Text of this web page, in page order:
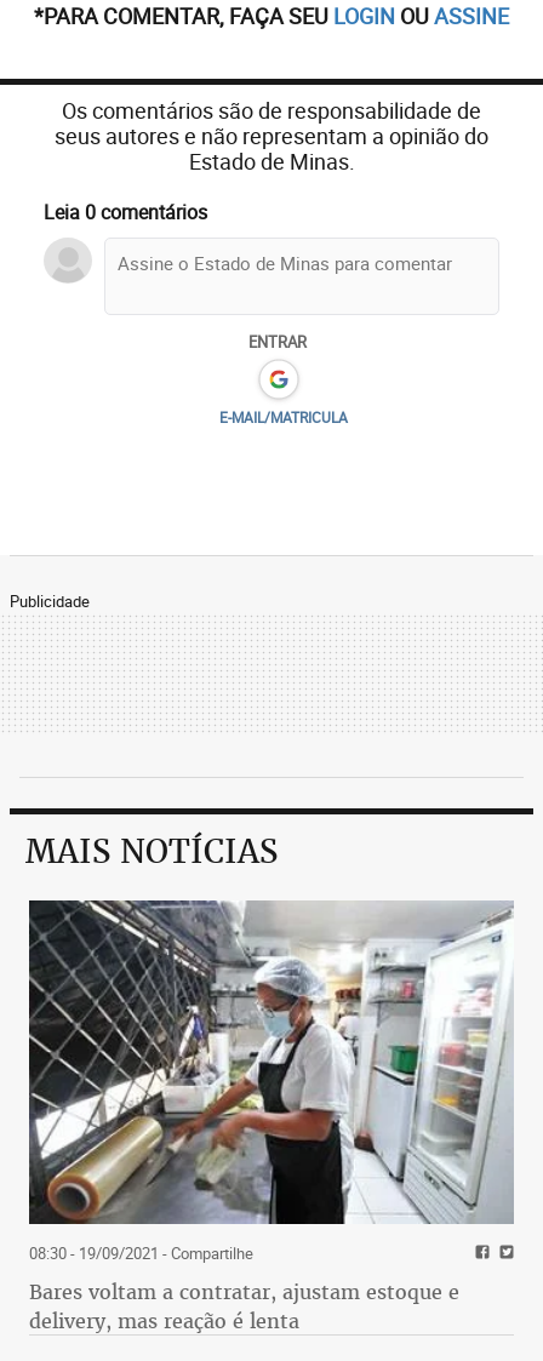
*PARA COMENTAR, FAÇA SEU LOGIN OUASSINE
Os comentários são de responsabilidade de
seus autores e não representam a opinião do
Estado de Minas.
Leia 0 comentários
ENTRAR
E-MAIL/MATRICULA
Publicidade
MAIS NOTÍCIAS
08:30 - 19/09/2021 - Compartilhe
Bares voltam a contratar, ajustam estoque e
delivery, mas reação é lenta